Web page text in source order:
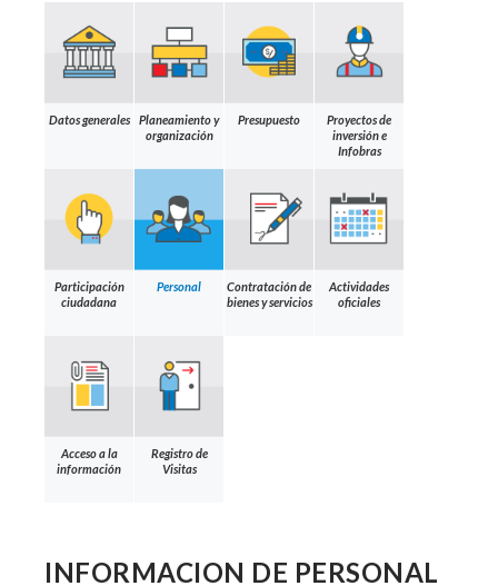
Datos generales
Planeamiento y
organización
Presupuesto
Proyectos de
inversión e
Infobras
Participación
ciudadana
Personal
Contratación de
bienes y servicios
Actividades
oficiales
Acceso a la
información
Registro de
Visitas
INFORMACION DE PERSONAL